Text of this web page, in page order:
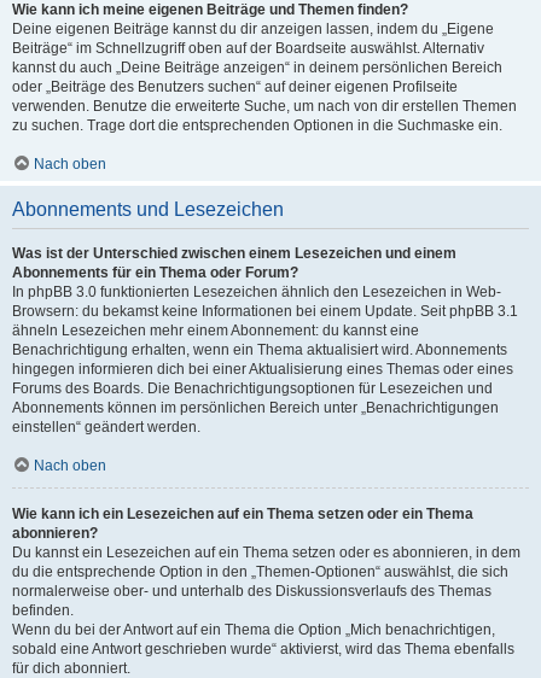
Wie kann ich meine eigenen Beiträge und Themen finden?
Deine eigenen Beiträge kannst du dir anzeigen lassen, indem du „Eigene
Beiträge“ im Schnellzugriff oben auf der Boardseite auswählst. Alternativ
kannst du auch „Deine Beiträge anzeigen“ in deinem persönlichen Bereich
oder „Beiträge des Benutzers suchen“ auf deiner eigenen Profilseite
verwenden. Benutze die erweiterte Suche, um nach von dir erstellen Themen
zu suchen. Trage dort die entsprechenden Optionen in die Suchmaske ein.
Nach oben
Abonnements und Lesezeichen
Was ist der Unterschied zwischen einem Lesezeichen und einem
Abonnements für ein Thema oder Forum?
In phpBB 3.0 funktionierten Lesezeichen ähnlich den Lesezeichen in Web-
Browsern: du bekamst keine Informationen bei einem Update. Seit phpBB 3.1
ähneln Lesezeichen mehr einem Abonnement: du kannst eine
Benachrichtigung erhalten, wenn ein Thema aktualisiert wird. Abonnements
hingegen informieren dich bei einer Aktualisierung eines Themas oder eines
Forums des Boards. Die Benachrichtigungsoptionen für Lesezeichen und
Abonnements können im persönlichen Bereich unter „Benachrichtigungen
einstellen“ geändert werden.
Nach oben
Wie kann ich ein Lesezeichen auf ein Thema setzen oder ein Thema
abonnieren?
Du kannst ein Lesezeichen auf ein Thema setzen oder es abonnieren, in dem
du die entsprechende Option in den „Themen-Optionen“ auswählst, die sich
normalerweise ober- und unterhalb des Diskussionsverlaufs des Themas
befinden.
Wenn du bei der Antwort auf ein Thema die Option „Mich benachrichtigen,
sobald eine Antwort geschrieben wurde“ aktivierst, wird das Thema ebenfalls
für dich abonniert.